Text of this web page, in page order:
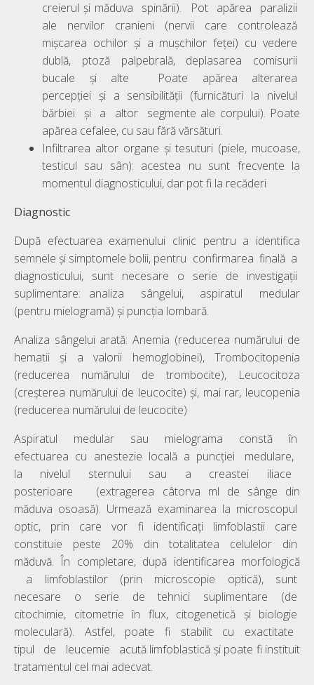
creierul și măduva spinării). Pot apărea paralizii
ale nervilor cranieni (nervii care controlează
mișcarea ochilor și a mușchilor feței) cu vedere
dublă, ptoză palpebrală, deplasarea comisurii
bucale și alte Poate apărea alterarea
percepției și a sensibilității (furnicături la nivelul
bărbiei și a altor segmente ale corpului). Poate
apărea cefalee, cu sau fără vărsături.
Infiltrarea altor organe și tesuturi (piele, mucoase,
testicul sau sân): acestea nu sunt frecvente la
momentul diagnosticului, dar pot fi la recăderi
Diagnostic
După efectuarea examenului clinic pentru a identifica
semnele și simptomele bolii, pentru confirmarea finală a
diagnosticului, sunt necesare o serie de investigații
suplimentare: analiza sângelui, aspiratul medular
(pentru mielogramă) și puncția lombară.
Analiza sângelui arată: Anemia (reducerea numărului de
hematii și a valorii hemoglobinei), Trombocitopenia
(reducerea numărului de trombocite), Leucocitoza
(creșterea numărului de leucocite) și, mai rar, leucopenia
(reducerea numărului de leucocite)
Aspiratul medular sau mielograma constă în
efectuarea cu anestezie locală a puncției medulare,
la nivelul sternului sau a creastei iliace
posterioare (extragerea câtorva ml de sânge din
măduva osoasă). Urmează examinarea la microscopul
optic, prin care vor fi identificați limfoblastii care
constituie peste 20% din totalitatea celulelor din
măduvă. În completare, după identificarea morfologică
a limfoblastilor (prin microscopie optică), sunt
necesare o serie de tehnici suplimentare (de
citochimie, citometrie în flux, citogenetică și biologie
moleculară). Astfel, poate fi stabilit cu exactitate
tipul de leucemie acută limfoblastică și poate fi instituit
tratamentul cel mai adecvat.